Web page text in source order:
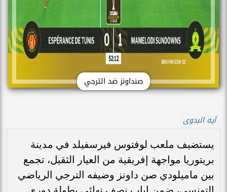
صنداونز ضد الترجي
آيه البدوى
يستضيف ملعب لوفتوس فيرسفيلد في مدينة
بريتوريا مواجهة إفريقية من العيار الثقيل، تجمع
بين ماميلودي صن داونز وضيفه الترجي الرياضي